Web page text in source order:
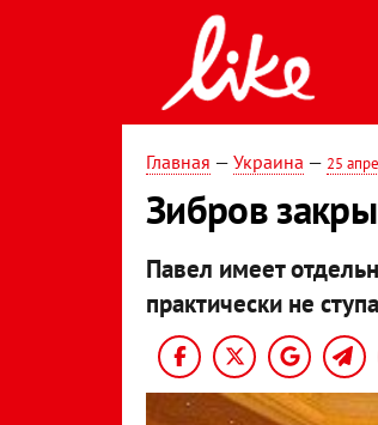
Главная — Украина — 25
Зибров
Павел имеет
практически не